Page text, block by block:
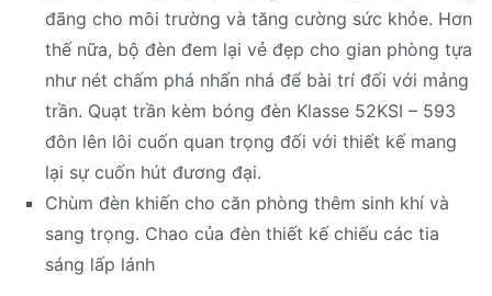
đãng cho môi trường và tăng cường sức khỏe. Hơn
thế nữa, bộ đèn đem lại vẻ đẹp cho gian phòng tựa
như nét chấm phá nhấn nhá để bài trí đối với mảng
trần. Quạt trần kèm bóng đèn Klasse 52KSI – 593
đôn lên lôi cuốn quan trọng đối với thiết kế mang
lại sự cuốn hút đương đại.
Chùm đèn khiến cho căn phòng thêm sinh khí và
sang trọng. Chao của đèn thiết kế chiếu các tia
sáng lấp lánh